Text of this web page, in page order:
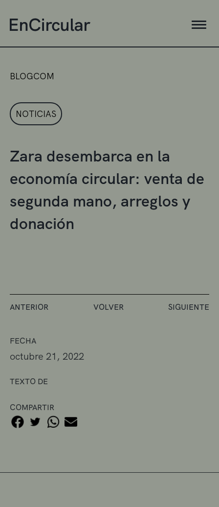
FECHA
octubre 21, 2022
TEXTO DE
COMPARTIR
BLOGCOM
NOTICIAS
Zara desembarca en la
economía circular: venta de
segunda mano, arreglos y
donación
ANTERIOR VOLVER SIGUIENTE